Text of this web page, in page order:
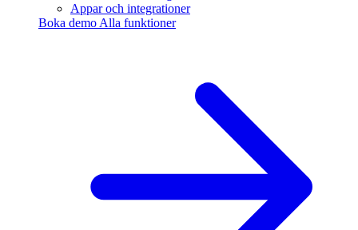
Appar och integrationer
Boka demo Alla funktioner